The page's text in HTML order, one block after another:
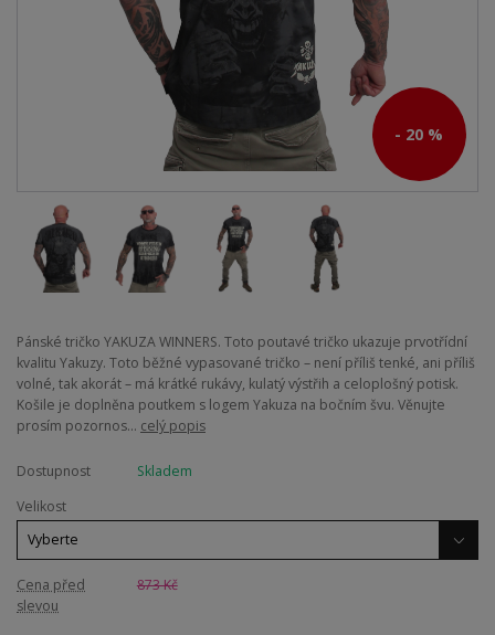
- 20 %
Pánské tričko YAKUZA WINNERS. Toto poutavé tričko ukazuje prvotřídní
kvalitu Yakuzy. Toto běžné vypasované tričko – není příliš tenké, ani příliš
volné, tak akorát – má krátké rukávy, kulatý výstřih a celoplošný potisk.
Košile je doplněna poutkem s logem Yakuza na bočním švu. Věnujte
prosím pozornos... celý popis
Dostupnost
Skladem
Velikost
Cena před
slevou
873 Kč